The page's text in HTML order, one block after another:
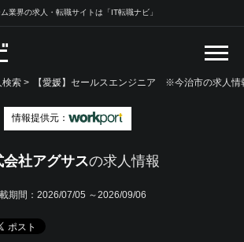
業界の求人・転職サイトは「IT転職ナビ」
検索 > 【愛媛】セールスエンジニア ※今治市の求人情
情報提供元：
会社アグサスの求人情報
期間： 2026/07/05 ～2026/09/06